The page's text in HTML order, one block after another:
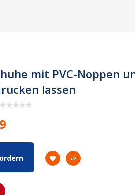
mit PVC-Noppen
lassen